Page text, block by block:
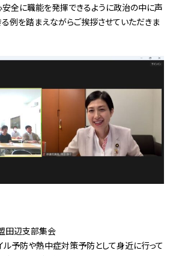
全に職能を発揮できるように政治の中に声
る例を踏まえながらご挨拶させていただきま
田辺支部集会
ル予防や熱中症対策予防として身近に行って